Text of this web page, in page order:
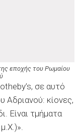
εποχής του Ρωμαίου
σε αυτό
Αδριανού: κίονες,
Είναι τμήματα